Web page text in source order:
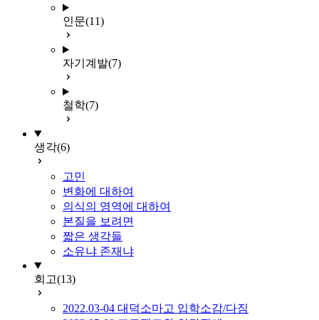
인문(11)
자기계발(7)
철학(7)
생각(6)
고민
변화에 대하여
의식의 영역에 대하여
본질을 보려면
짧은 생각들
소유냐 존재냐
회고(13)
2022.03-04 대덕소마고 입학소감/다짐